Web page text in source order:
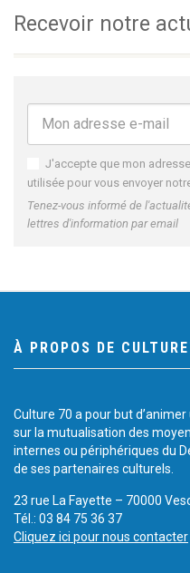
Recevoir notre
J'accepte que mon
utilisée pour vous envoyer
Tenez-vous informé de
lettres d'information par email
À PROPOS DE
Culture 70 a pour but
sur la mutualisation des
internes ou périphériques du
de ses partenaires culturels.
23 rue La Fayette – 70000
Tél.: 03 84 75 36 37
Cliquez ici pour nous contacter